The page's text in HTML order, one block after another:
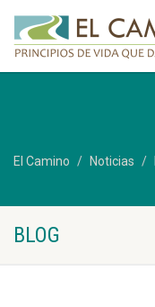
El Camino Noticias
BLOG